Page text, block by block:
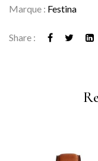
Marque : Festina
Share :